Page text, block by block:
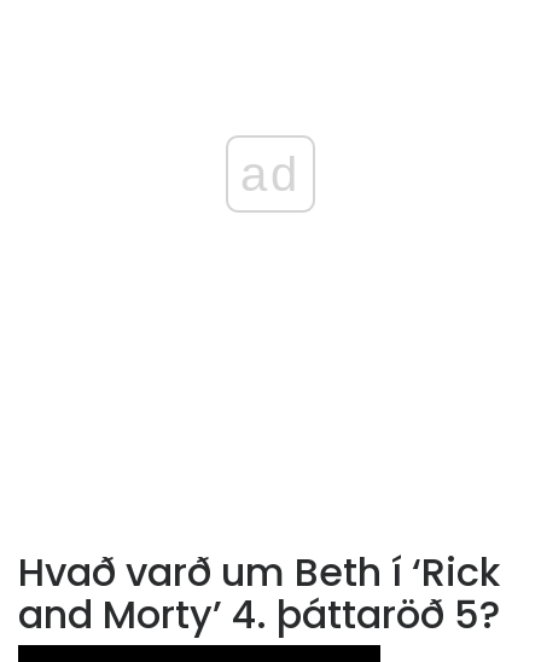
ad
Hvað varð um Beth í ‘Rick
and Morty’ 4. þáttaröð 5?